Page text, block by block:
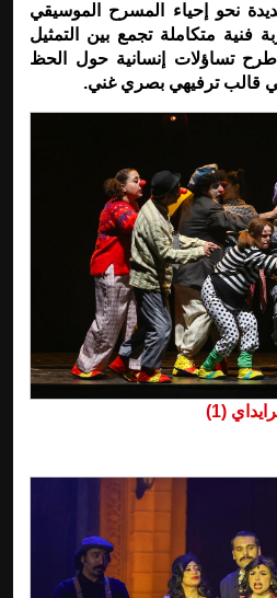
نحو إحياء المسرح الموسيقي
متكاملة تجمع بين التمثيل
طرح تساؤلات إنسانية حول الحظ
قالب ترفيهي بصري غني.
(1)